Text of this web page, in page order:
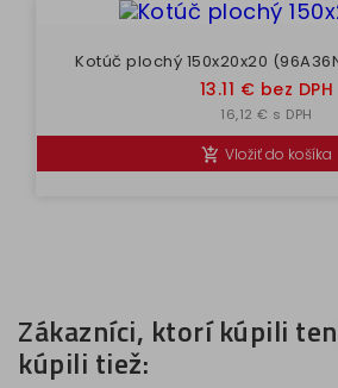
Kotúč plochý 150x20x20
Cena
13.11 € bez DPH
16,12 € s DPH
 Vložiť do košíka
Zákazníci, ktorí kúpili
kúpili tiež: